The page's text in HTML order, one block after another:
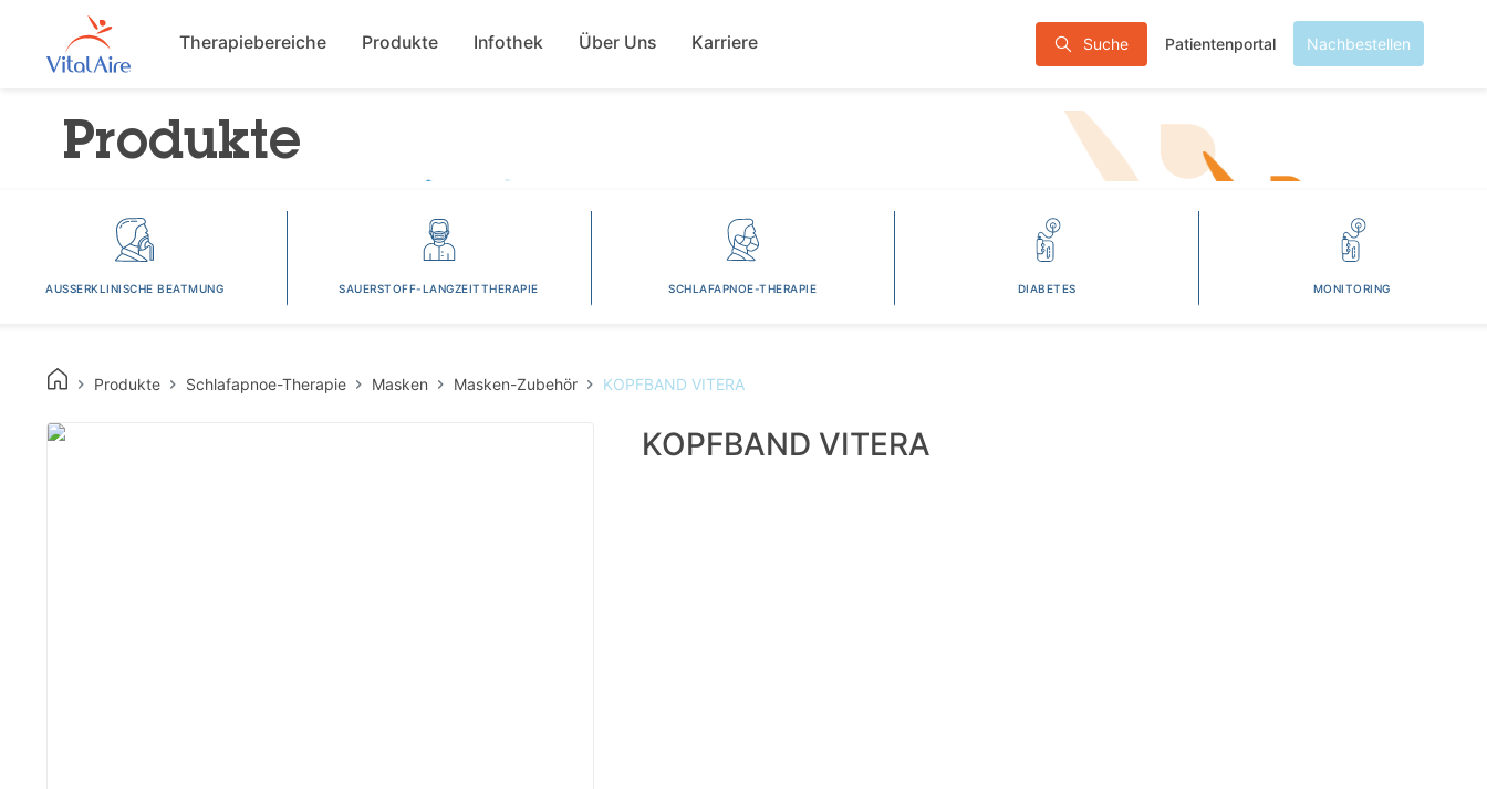
zum
Suche Patientenportal Nachbestellen
Main navigation
Therapiebereiche Produkte Infothek Über Uns Karriere
Produkte
AUSSERKLINISCHE BEATMUNG SAUERSTOFF-LANGZEITTHERAPIE SCHLAFAPNOE-THERAPIE DIABETES MONITORING
Produkte Schlafapnoe-Therapie Masken Masken-Zubehör KOPFBAND VITERA
KOPFBAND VITERA